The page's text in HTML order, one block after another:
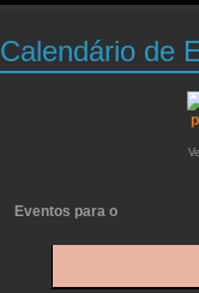
Calendário de
Eventos para o